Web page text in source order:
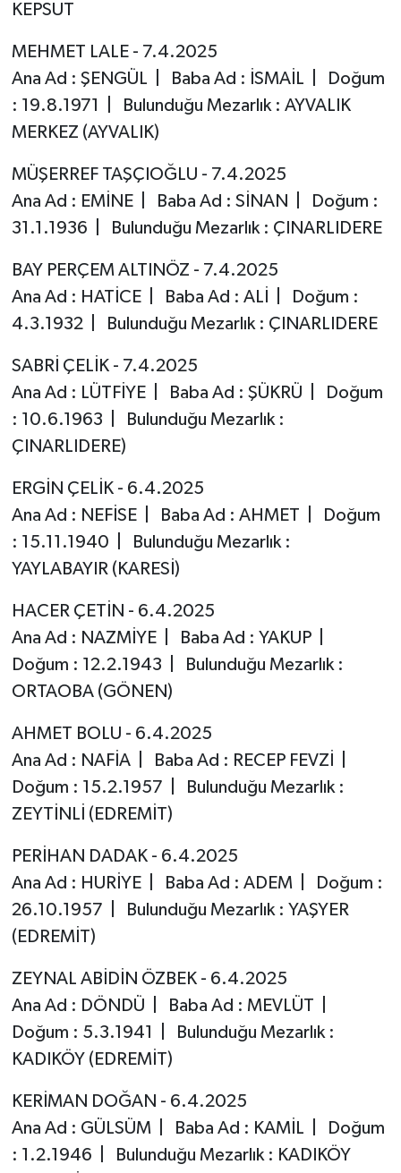
KEPSUT
MEHMET LALE - 7.4.2025
Ana Ad : ŞENGÜL | Baba Ad : İSMAİL | Doğum
: 19.8.1971 | Bulunduğu Mezarlık : AYVALIK
MERKEZ (AYVALIK)
MÜŞERREF TAŞÇIOĞLU - 7.4.2025
Ana Ad : EMİNE | Baba Ad : SİNAN | Doğum :
31.1.1936 | Bulunduğu Mezarlık : ÇINARLIDERE
BAY PERÇEM ALTINÖZ - 7.4.2025
Ana Ad : HATİCE | Baba Ad : ALİ | Doğum :
4.3.1932 | Bulunduğu Mezarlık : ÇINARLIDERE
SABRİ ÇELİK - 7.4.2025
Ana Ad : LÜTFİYE | Baba Ad : ŞÜKRÜ | Doğum
: 10.6.1963 | Bulunduğu Mezarlık :
ÇINARLIDERE)
ERGİN ÇELİK - 6.4.2025
Ana Ad : NEFİSE | Baba Ad : AHMET | Doğum
: 15.11.1940 | Bulunduğu Mezarlık :
YAYLABAYIR (KARESİ)
HACER ÇETİN - 6.4.2025
Ana Ad : NAZMİYE | Baba Ad : YAKUP |
Doğum : 12.2.1943 | Bulunduğu Mezarlık :
ORTAOBA (GÖNEN)
AHMET BOLU - 6.4.2025
Ana Ad : NAFİA | Baba Ad : RECEP FEVZİ |
Doğum : 15.2.1957 | Bulunduğu Mezarlık :
ZEYTİNLİ (EDREMİT)
PERİHAN DADAK - 6.4.2025
Ana Ad : HURİYE | Baba Ad : ADEM | Doğum :
26.10.1957 | Bulunduğu Mezarlık : YAŞYER
(EDREMİT)
ZEYNAL ABİDİN ÖZBEK - 6.4.2025
Ana Ad : DÖNDÜ | Baba Ad : MEVLÜT |
Doğum : 5.3.1941 | Bulunduğu Mezarlık :
KADIKÖY (EDREMİT)
KERİMAN DOĞAN - 6.4.2025
Ana Ad : GÜLSÜM | Baba Ad : KAMİL | Doğum
: 1.2.1946 | Bulunduğu Mezarlık : KADIKÖY